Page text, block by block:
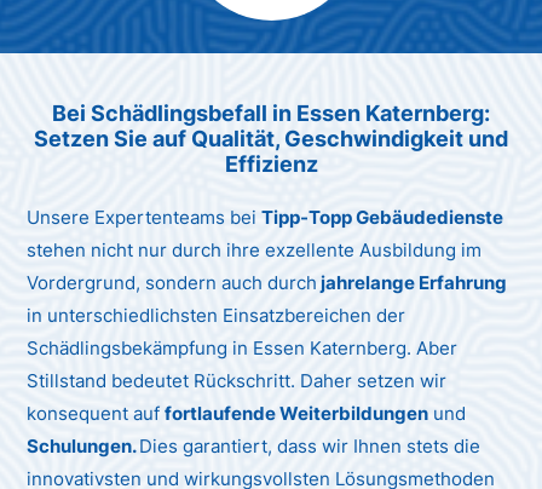
Max Mustermann
Bei Schädlingsbefall in Essen Katernberg:
Setzen Sie auf Qualität, Geschwindigkeit und
Effizienz
Unsere Expertenteams beiTipp-Topp Gebäudedienste
stehen nicht nur durch ihre exzellente Ausbildung im
Vordergrund, sondern auch durch jahrelange Erfahrung
in unterschiedlichsten Einsatzbereichen der
Schädlingsbekämpfung in Essen Katernberg. Aber
Stillstand bedeutet Rückschritt. Daher setzen wir
konsequent auffortlaufende Weiterbildungen und
Schulungen.Dies garantiert, dass wir Ihnen stets die
innovativsten und wirkungsvollsten Lösungsmethoden